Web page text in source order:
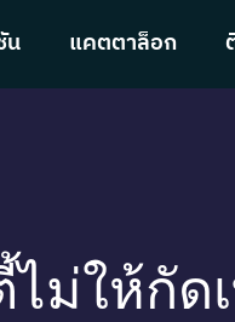
น แคตตาล็อก
ไม่ให้กั